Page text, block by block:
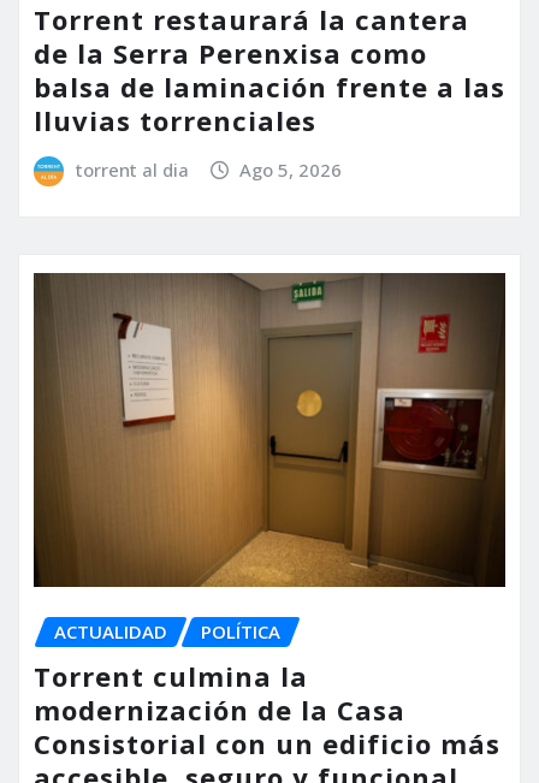
Torrent restaurará la cantera
de la Serra Perenxisa como
balsa de laminación frente a las
lluvias torrenciales
torrent al dia Ago 5, 2026
ACTUALIDAD POLÍTICA
Torrent culmina la
modernización de la Casa
Consistorial con un edificio más